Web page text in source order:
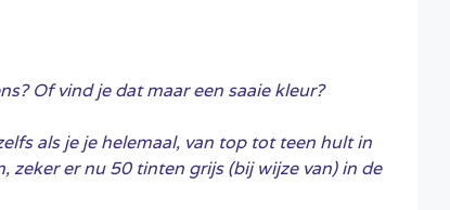
Of vind je dat maar een saaie kleur?
als je je helemaal, van top tot teen hult in
zeker er nu 50 tinten grijs (bij wijze van) in de